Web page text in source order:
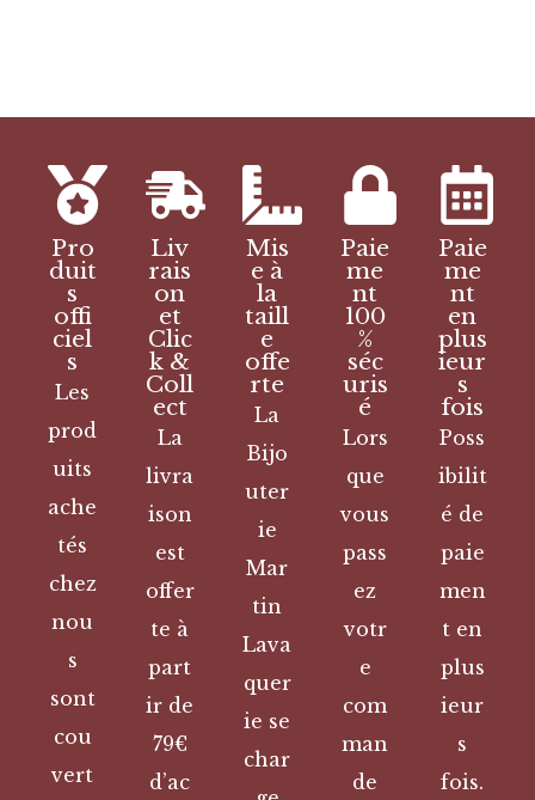
Pro
duit
s
offi
ciel
s
Les
prod
uits
ache
tés
chez
nou
s
sont
cou
vert
Liv
rais
on
et
Clic
k &
Coll
ect
La
livra
ison
est
offer
te à
part
ir de
79€
d’ac
Mis
e à
la
taill
e
offe
rte
La
Bijo
uter
ie
Mar
tin
Lava
quer
ie se
char
Paie
me
nt
100
%
séc
uris
é
Lors
que
vous
pass
ez
votr
e
com
man
de
Paie
me
nt
en
plus
ieur
s
fois
Poss
ibilit
é de
paie
men
t en
plus
ieur
s
fois.